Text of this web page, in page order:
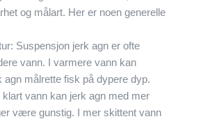
og målart. Her er noen generelle
Suspensjon jerk agn er ofte
vann. I varmere vann kan
agn målrette fisk på dypere dyp.
klart vann kan jerk agn med mer
være gunstig. I mer skittent vann